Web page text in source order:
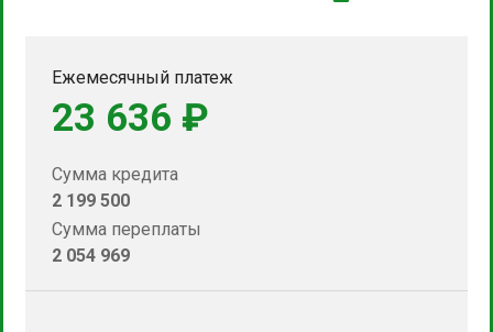
Ежемесячный платеж
23 636 ₽
Сумма кредита
2 199 500
Сумма переплаты
2 054 969